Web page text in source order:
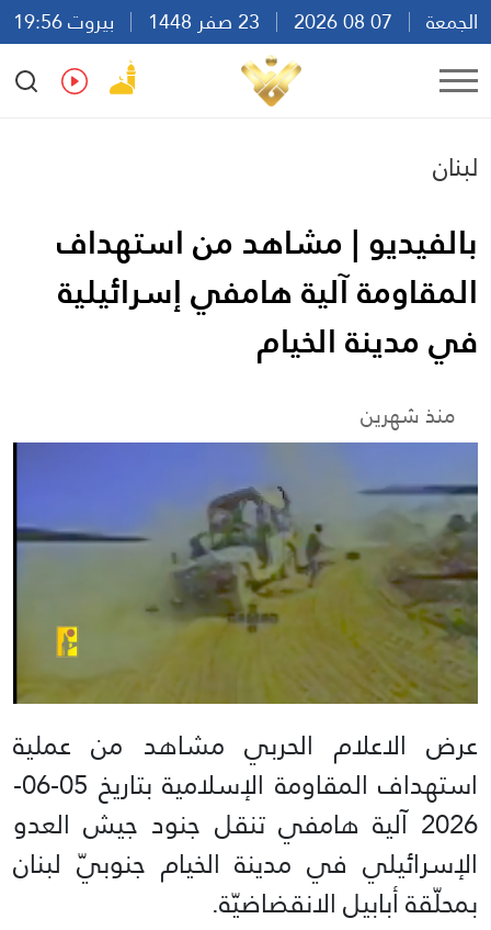
الجمعة
بيروت 19:56
Ar
En Fr Es
لبنان
بالفيديو | مشاهد من استهداف
المقاومة آلية هامفي إسرائيلية
في مدينة الخيام
منذ شهرين
عرض الاعلام الحربي مشاهد من عملية
استهداف المقاومة الإسلامية بتاريخ 05-06-
2026 آلية هامفي تنقل جنود جيش العدو
الإسرائيلي في مدينة الخيام جنوبيّ لبنان
بمحلّقة أبابيل الانقضاضيّة.